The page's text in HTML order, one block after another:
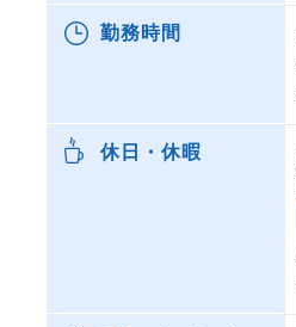
勤務時間
休日・休暇